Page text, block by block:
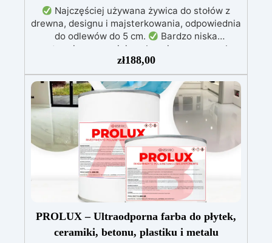
Najczęściej używana żywica do stołów z
drewna, designu i majsterkowania, odpowiednia
do odlewów do 5 cm.
Bardzo niska
egzotermia zapewniająca bezpieczną pracę bez
Odporna na zarysowania i
żółknięcie dzięki filtrom UV i wysokiej jakości
mechanicznej.
Niska lepkość, eliminująca
pęcherzyki powietrza i zapewniająca gładkie
wykończenie.
Bezpieczna i nietoksyczna,
wolna od BPA/VOC, certyfikowana do
długotrwałego kontaktu ze skórą.
zł188,00
PROLUX – Ultraodporna farba do płytek,
ceramiki, betonu, plastiku i metalu